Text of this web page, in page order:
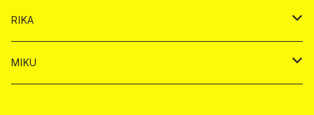
ヤードグラス
ショット
シャンパン
チェキ
シャンパン
ショット
バイカ
チェキ
ドリンク
シャンパン
バイカ
RIKA
ドリンク
MIKU